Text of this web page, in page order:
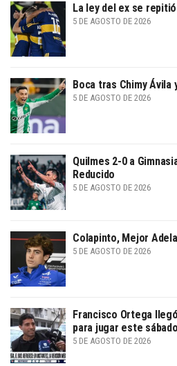
La ley del ex se repitió
5 DE AGOSTO DE 2026
Boca tras Chimy Ávila
5 DE AGOSTO DE 2026
Quilmes 2-0 a
Reducido
5 DE AGOSTO DE 2026
Colapinto, Mejor
5 DE AGOSTO DE 2026
Francisco Ortega
para jugar este sábado
5 DE AGOSTO DE 2026